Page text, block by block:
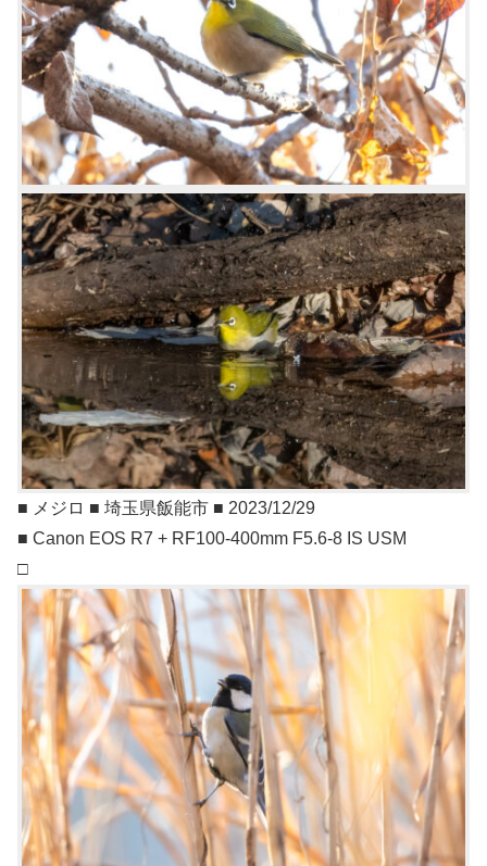
■ メジロ ■ 埼玉県飯能市 ■ 2023/12/29
■ Canon EOS R7 + RF100-400mm F5.6-8 IS USM
□